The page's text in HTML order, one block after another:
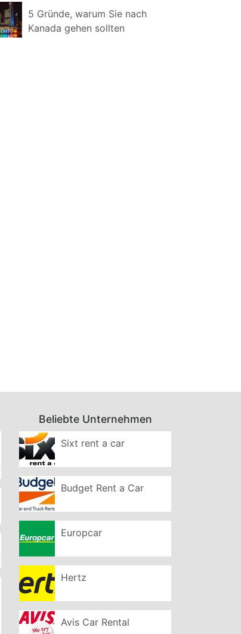
5 Gründe, warum Sie nach
Kanada gehen sollten
Beliebte Unternehmen
Sixt rent a car
Budget Rent a Car
Europcar
Hertz
Avis Car Rental